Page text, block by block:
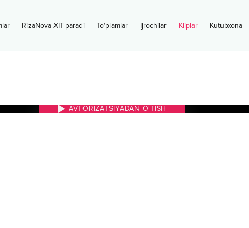
RizaNova XIT-paradi To‘plamlar Ijrochilar Kliplar Kutubxona
AVTORIZATSIYADAN O‘TISH